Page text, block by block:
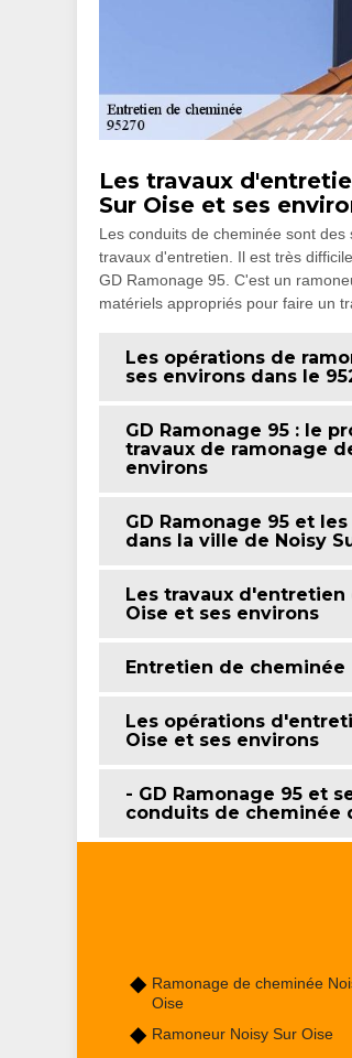
Les travaux
Sur Oise et ses
Les conduits de cheminée sont
travaux d'entretien. Il est très
GD Ramonage 95. C'est un
matériels appropriés pour faire un
Les opérations de
ses environs dans le
GD Ramonage 95 : le
travaux de ramonage
environs
GD Ramonage 95 et
dans la ville de Noisy
Les travaux
Oise et ses environs
Entretien de cheminée
Les opérations
Oise et ses environs
- GD Ramonage 95 et
conduits de cheminée
Ramonage de cheminée
Oise
Ramoneur Noisy Sur Oise